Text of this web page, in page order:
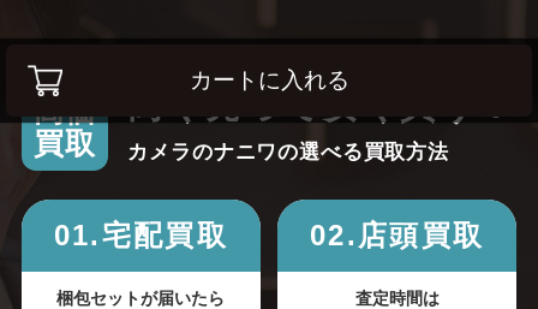
カートに入れる
高価
買取
カメラのナニワの選べる買取方法
01.宅配買取
梱包セットが届いたら
02.店頭買取
査定時間は